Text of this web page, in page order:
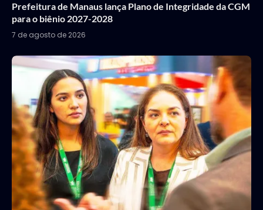
Prefeitura de Manaus lança Plano de Integridade da CGM
para o biênio 2027-2028
7 de agosto de 2026